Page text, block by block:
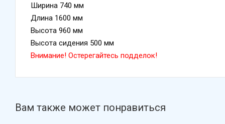
Ширина 740 мм
Длина 1600 мм
Высота 960 мм
Высота сидения 500 мм
Внимание! Остерегайтесь подделок!
Вам также может понравиться